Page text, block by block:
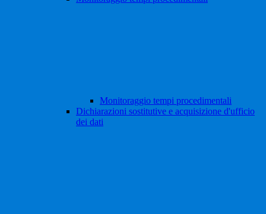
Monitoraggio tempi procedimentali
Dichiarazioni sostitutive e acquisizione d'ufficio
dei dati